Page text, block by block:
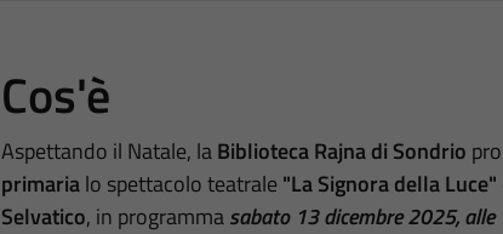
Cos'è
Aspettando il Natale, laBiblioteca Rajna di Sondrio
primarialo spettacolo teatrale "La Signora della Luce"
Selvatico, in programmasabato 13 dicembre 2025,